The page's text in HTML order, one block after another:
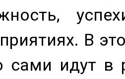
В
сами идут в